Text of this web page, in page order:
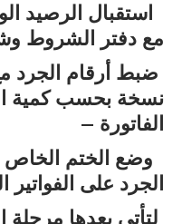
استقبال الرصيد
مع دفتر الشروط
ضبط أرقام الجرد
نسخة بحسب كمية
الفاتورة –
وضع الختم
الجرد على الفواتير
لتأتي بعدها مرحلة